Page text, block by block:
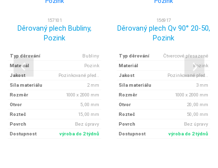
157101
Děrovaný plech Bubliny,
Pozink
Typ děrování
Bubliny
Materiál
Pozink
Jakost
Pozinkované před..
Síla materiálu
2 mm
Rozměr
1000 x 2000 mm
Otvor
5, 00 mm
Rozteč
15, 00 mm
Povrch
Bez úpravy
Dostupnost
výroba do 2 týdnů
156917
Děrovaný plech Qv 90° 20-50,
Pozink
Typ děrování
Čtvercové přesazené
Materiál
Pozink
Jakost
Pozinkované před..
Síla materiálu
3 mm
Rozměr
1000 x 2000 mm
Otvor
20, 00 mm
Rozteč
50, 00 mm
Povrch
Bez úpravy
Dostupnost
výroba do 2 týdnů